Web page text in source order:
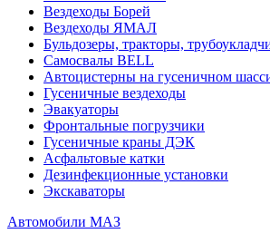
Вездеходы Борей
Вездеходы ЯМАЛ
Бульдозеры, тракторы,
Самосвалы BELL
Автоцистерны на гусеничном
Гусеничные вездеходы
Эвакуаторы
Фронтальные погрузчики
Гусеничные краны ДЭК
Асфальтовые катки
Дезинфекционные установки
Экскаваторы
Автомобили МАЗ